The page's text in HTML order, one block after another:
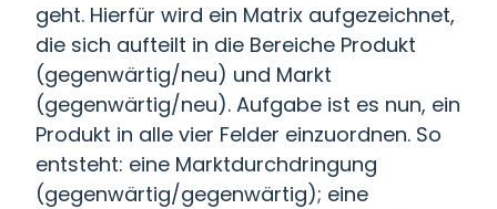
geht. Hierfür wird ein Matrix aufgezeichnet,
die sich aufteilt in die Bereiche Produkt
(gegenwärtig/neu) und Markt
(gegenwärtig/neu). Aufgabe ist es nun, ein
Produkt in alle vier Felder einzuordnen. So
entsteht: eine Marktdurchdringung
(gegenwärtig/gegenwärtig); eine